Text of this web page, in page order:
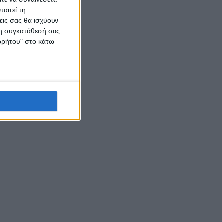
τη
σας θα ισχύουν
συγκατάθεσή σας
στο κάτω